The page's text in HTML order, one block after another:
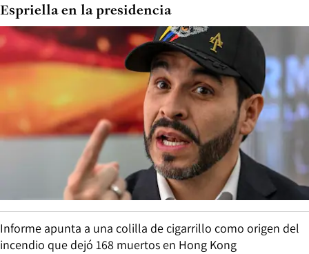
Espriella en la presidencia
Informe apunta a una colilla de cigarrillo como origen del
incendio que dejó 168 muertos en Hong Kong